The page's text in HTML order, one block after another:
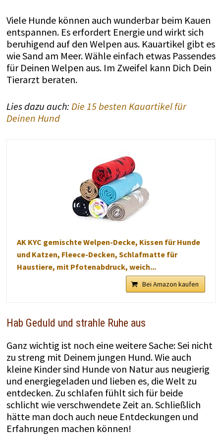
Viele Hunde können auch wunderbar beim Kauen
entspannen. Es erfordert Energie und wirkt sich
beruhigend auf den Welpen aus. Kauartikel gibt es
wie Sand am Meer. Wähle einfach etwas Passendes
für Deinen Welpen aus. Im Zweifel kann Dich Dein
Tierarzt beraten.
Lies dazu auch: Die 15 besten Kauartikel für
Deinen Hund
AK KYC gemischte Welpen-Decke, Kissen für Hunde
und Katzen, Fleece-Decken, Schlafmatte für
Haustiere, mit Pfotenabdruck, weich...
Bei Amazon kaufen
Hab Geduld und strahle Ruhe aus
Ganz wichtig ist noch eine weitere Sache: Sei nicht
zu streng mit Deinem jungen Hund. Wie auch
kleine Kinder sind Hunde von Natur aus neugierig
und energiegeladen und lieben es, die Welt zu
entdecken. Zu schlafen fühlt sich für beide
schlicht wie verschwendete Zeit an. Schließlich
hätte man doch auch neue Entdeckungen und
Erfahrungen machen können!